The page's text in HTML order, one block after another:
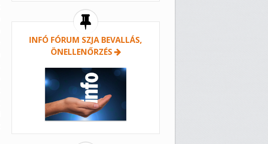
INFÓ FÓRUM SZJA BEVALLÁS,
ÖNELLENŐRZÉS